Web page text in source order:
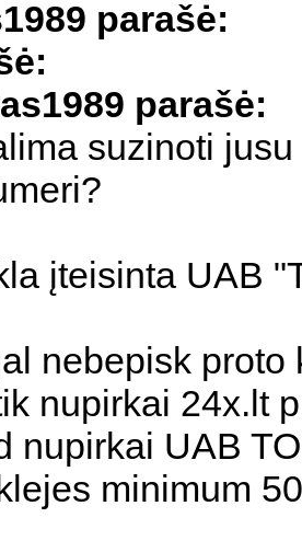
parašė:
parašė:
suzinoti
įteisinta UAB
nebepisk
nupirkai 24x.lt
nupirkai UAB
minimum